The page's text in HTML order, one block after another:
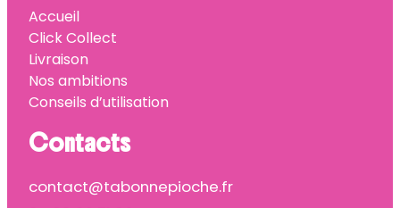
Accueil
Click Collect
Livraison
Nos ambitions
Conseils d’utilisation
Contacts
contact@tabonnepioche.fr